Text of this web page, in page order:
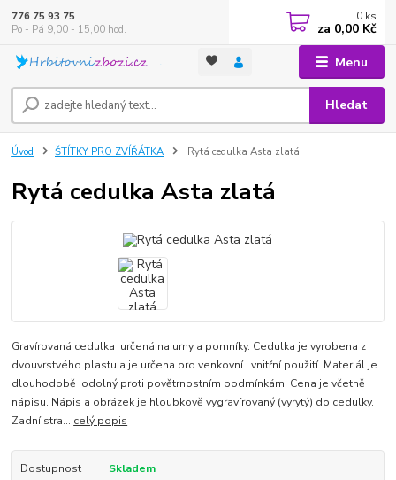
Menu
Hledat
776 75 93 75
Po - Pá 9,00 - 15,00 hod.
0 ks
za 0,00 Kč
Úvod ŠTÍTKY PRO ZVÍŘÁTKA Rytá cedulka Asta zlatá
Rytá cedulka Asta zlatá
Gravírovaná cedulka určená na urny a pomníky. Cedulka je vyrobena z
dvouvrstvého plastu a je určena pro venkovní i vnitřní použití. Materiál je
dlouhodobě odolný proti povětrnostním podmínkám. Cena je včetně
nápisu. Nápis a obrázek je hloubkově vygravírovaný (vyrytý) do cedulky.
Zadní stra... celý popis
Dostupnost Skladem